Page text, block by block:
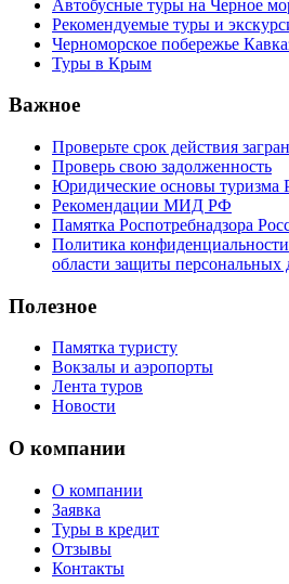
Автобусные туры на Черное
Рекомендуемые туры и
Черноморское побережье
Туры в Крым
Важное
Проверьте срок действия
Проверь свою задолженность
Юридические основы туризма
Рекомендации МИД РФ
Памятка Роспотребнадзора
Политика
области защиты персональных
Полезное
Памятка туристу
Вокзалы и аэропорты
Лента туров
Новости
О компании
О компании
Заявка
Туры в кредит
Отзывы
Контакты